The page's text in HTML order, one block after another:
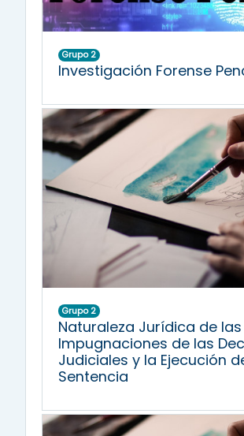
Grupo 2
Investigación Forense
Grupo 2
Naturaleza Jurídica de las
Impugnaciones de las
Judiciales y la Ejecución
Sentencia